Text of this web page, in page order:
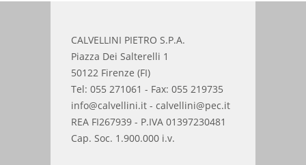
CALVELLINI PIETRO S.P.A.
Piazza Dei Salterelli 1
50122 Firenze (FI)
Tel: 055 271061 - Fax: 055 219735
info@calvellini.it - calvellini@pec.it
REA FI267939 - P.IVA 01397230481
Cap. Soc. 1.900.000 i.v.